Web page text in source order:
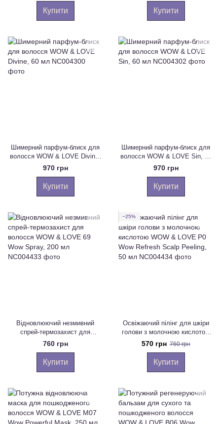
Купити Купити
Шимерний парфум-блиск для
волосся WOW & LOVE Divine,
60 мл
970 грн
Купити
Шимерний парфум-блиск для
волосся WOW & LOVE Sin, 60
мл
970 грн
Купити
Відновлюючий незмивний
спрей-термозахист для
волосся WOW & LOVE 69 Wow
Spray, 200 мл
760 грн
Купити
−25%
Освіжаючий пілінг для шкіри
голови з молочною кислотою
WOW & LOVE P0 Wow Refresh
Scalp Peeling, 50 мл
570 грн 760 грн
Купити